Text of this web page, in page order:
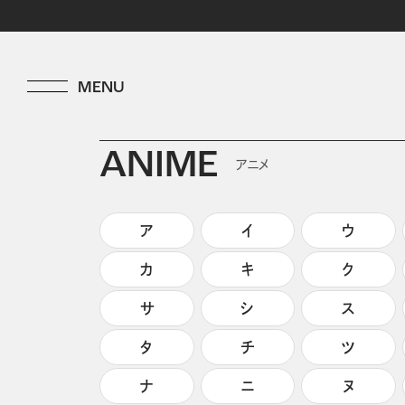
ANIME アニメ
ア イ ウ
カ キ ク
サ シ ス
タ チ ツ
ナ ニ ヌ